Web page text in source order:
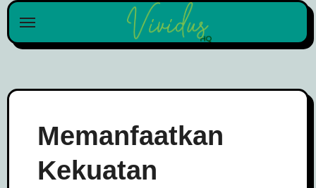
Skip
content
Memanfaatkan
Kekuatan